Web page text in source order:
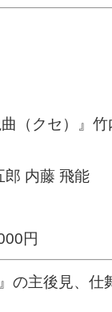
（クセ）』
郎 内藤 飛能
円
の主後見、仕